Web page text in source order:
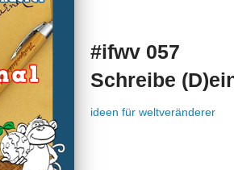
#ifwv 057
Schreibe
ideen für weltveränderer